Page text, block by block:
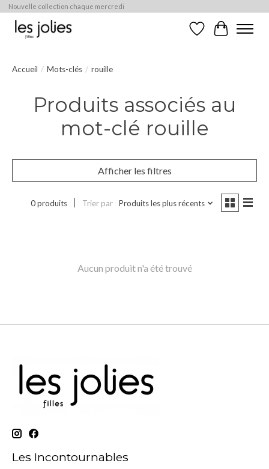
Nouvelle collection chaque mercredi
Liste de souhaits
Panier
Accueil / Mots-clés / rouille
Produits associés au
mot-clé rouille
Afficher les filtres
0 produits Trier par Produits les plus récents
Aucun produit n'a été trouvé
Les Incontournables